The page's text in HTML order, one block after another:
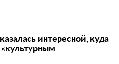
интересной, куда